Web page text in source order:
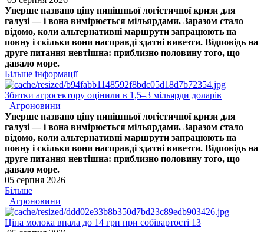
Уперше названо ціну нинішньої логістичної кризи для
галузі — і вона вимірюється мільярдами. Заразом стало
відомо, коли альтернативні маршрути запрацюють на
повну і скільки вони насправді здатні вивезти. Відповідь на
друге питання невтішна: приблизно половину того, що
давало море.
Більше інформації
Збитки агросектору оцінили в 1,5–3 мільярди доларів
Агроновини
Уперше названо ціну нинішньої логістичної кризи для
галузі — і вона вимірюється мільярдами. Заразом стало
відомо, коли альтернативні маршрути запрацюють на
повну і скільки вони насправді здатні вивезти. Відповідь на
друге питання невтішна: приблизно половину того, що
давало море.
05 серпня 2026
Більше
Агроновини
Ціна молока впала до 14 грн при собівартості 13